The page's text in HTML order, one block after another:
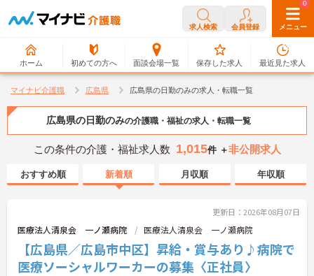
求人検索 会員登録 メニュー
ホーム 初めての方へ 面談会場一覧
0
保存した求人
0
最近見た求人
マイナビ介護職 広島県 広島県の日勤のみの求人・転職一覧
広島県の日勤のみの介護職・福祉の求人・転職一覧
この条件の介護・福祉求人数 1,015件 ＋非公開求人
おすすめ順 新着順 月収順 年収順
更新日：2026年08月07日
医療法人清泉会 一ノ瀬病院 医療法人清泉会 一ノ瀬病院
【広島県／広島市中区】昇給・賞与あり♪病院で
医療ソーシャルワーカーの募集〈正社員〉